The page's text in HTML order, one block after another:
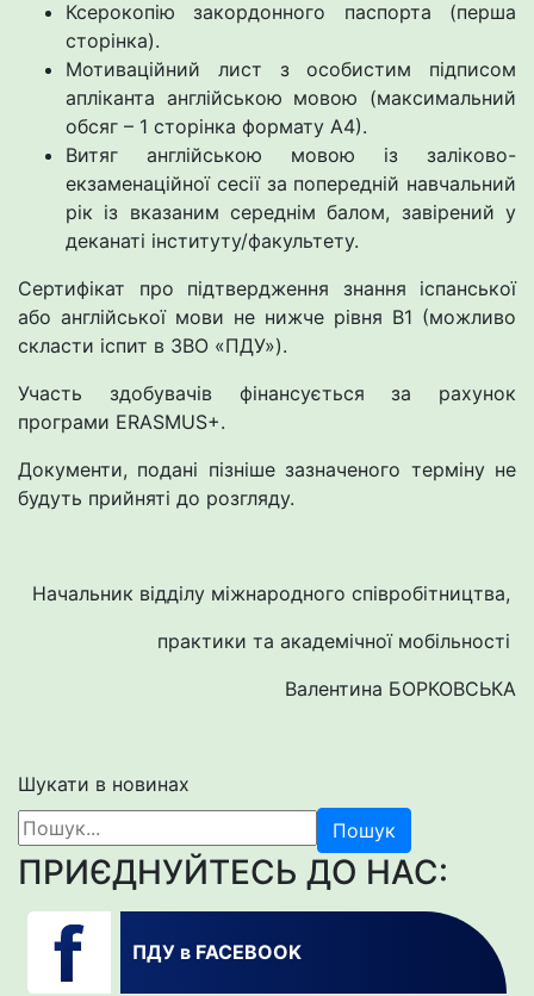
Ксерокопію закордонного паспорта (перша
сторінка).
Мотиваційний лист з особистим підписом
апліканта англійською мовою (максимальний
обсяг – 1 сторінка формату А4).
Витяг англійською мовою із заліково-
екзаменаційної сесії за попередній навчальний
рік із вказаним середнім балом, завірений у
деканаті інституту/факультету.
Сертифікат про підтвердження знання іспанської
або англійської мови не нижче рівня B1 (можливо
скласти іспит в ЗВО «ПДУ»).
Участь здобувачів фінансується за рахунок
програми ERASMUS+.
Документи, подані пізніше зазначеного терміну не
будуть прийняті до розгляду.
Начальник відділу міжнародного співробітництва,
практики та академічної мобільності
Валентина БОРКОВСЬКА
Шукати в новинах
Пошук
ПРИЄДНУЙТЕСЬ ДО НАС:
ПДУ в FACEBOOK